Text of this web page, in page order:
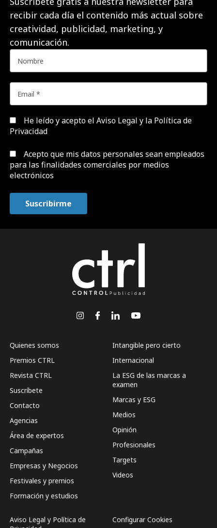
recibir cada día el contenido más actual sobre
creatividad, publicidad, marketing, y
comunicación.
He leído y acepto el Aviso Legal y la Política de
Privacidad
Acepto que mis datos personales sean empleados
para las finalidades comerciales por medios
electrónicos
Quienes somos
Premios CTRL
Revista CTRL
Suscríbete
Contacto
Agencias
Área de expertos
Campañas
Empresas y Negocios
Festivales y premios
Formación y estudios
Intangible pero cierto
Internacional
La ESG de las marcas a
examen
Marcas y ESG
Medios
Opinión
Profesionales
Targets
Videos
Aviso Legal y Política de
Configurar Cookies